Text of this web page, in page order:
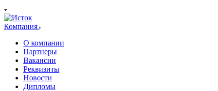
Компания
О компании
Партнеры
Вакансии
Реквизиты
Новости
Дипломы